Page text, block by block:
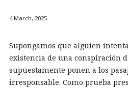
4 March, 2025
Supongamos que alguien
existencia de una conspiración
supuestamente ponen a los
irresponsable. Como prueba